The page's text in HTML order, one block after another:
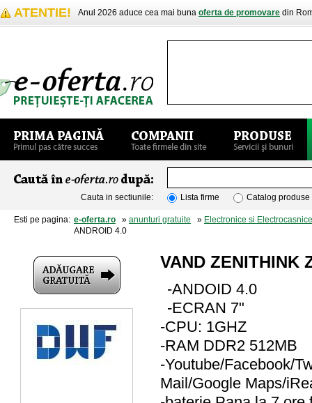
ATENTIE! Anul 2026 aduce cea mai buna oferta de promovare din
Cauta in sectiunile: Lista firme Catalog produse
Esti pe pagina: e-oferta.ro » anunturi gratuite » Electronice si Electrocasnice
ANDROID 4.0
VAND ZENITHINK
-ANDOID 4.0
-ECRAN 7"
-CPU: 1GHZ
-RAM DDR2 512MB
-Youtube/Facebook/
Mail/Google Maps/